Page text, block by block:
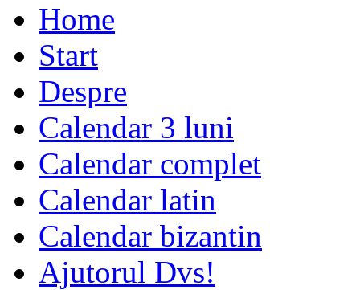
Home
Start
Despre
Calendar 3 luni
Calendar complet
Calendar latin
Calendar bizantin
Ajutorul Dvs!